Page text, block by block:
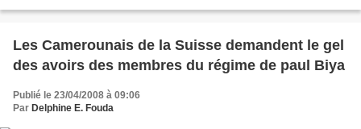
Les Camerounais de la Suisse demandent le gel
des avoirs des membres du régime de paul Biya
Publié le 23/04/2008 à 09:06
Par Delphine E. Fouda